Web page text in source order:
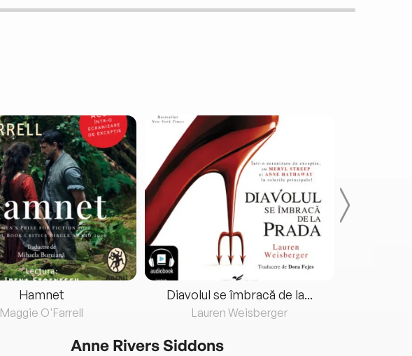
Hamnet
Maggie O'Farrell
Diavolul se îmbracă de la...
Lauren Weisberger
Anne Rivers Siddons